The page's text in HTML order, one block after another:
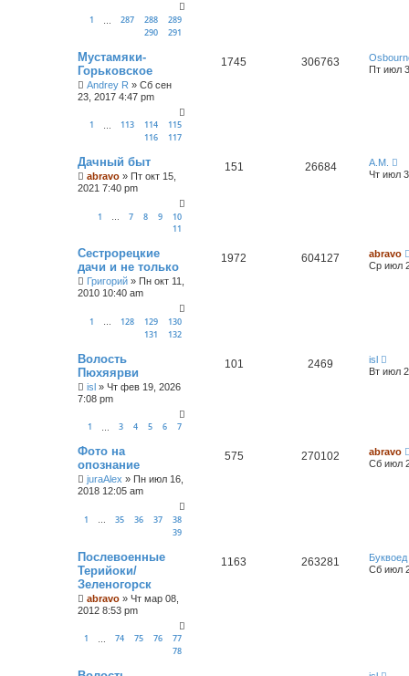
1 287 288
289
290
291
Мустамяки-
Горьковское
Andrey R » Сб сен
23, 2017 4:47 pm
1 113 114
115
116
117
1745 306763
Пт июл
Дачный быт
abravo » Пт окт 15,
2021 7:40 pm
1 … 7 8 9
10
11
151 26684
А.М.
Чт июл
Сестрорецкие
дачи и не только
Григорий » Пн окт 11,
2010 10:40 am
1 … 128 129
130
131
132
1972 604127
abravo
Ср июл
Волость
Пюхяярви
isl » Чт фев 19, 2026
7:08 pm
1 3 4 5 6 7
101 2469
isl
Вт июл
Фото на
опознание
juraAlex » Пн июл 16,
2018 12:05 am
1 … 35 36 37
38
39
575 270102
abravo
Сб июл
Послевоенные
Терийоки/
Зеленогорск
abravo » Чт мар 08,
2012 8:53 pm
1 74 75 76
77
78
1163 263281
Буквоед
Сб июл